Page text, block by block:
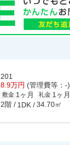
201
8.9万円 (管理費等：-)
敷金 1ヶ月 礼金 1ヶ月
2階 1DK 34.70㎡